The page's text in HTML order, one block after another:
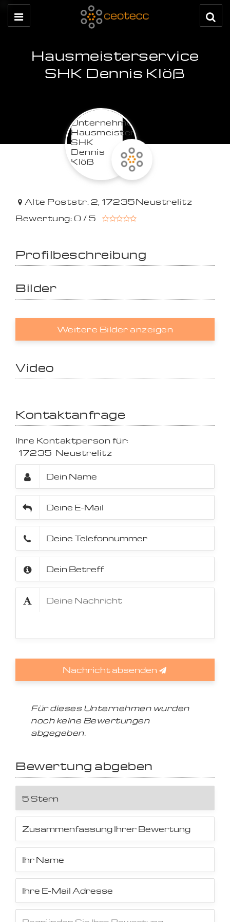
Hausmeisterservice
SHK Dennis Klöß
Alte Poststr. 2, 17235Neustrelitz
Bewertung: 0 / 5
Profilbeschreibung
Bilder
Weitere Bilder anzeigen
Video
Kontaktanfrage
Ihre Kontaktperson für:
17235 Neustrelitz
Nachricht absenden
Für dieses Unternehmen wurden
noch keine Bewertungen
abgegeben.
Bewertung abgeben